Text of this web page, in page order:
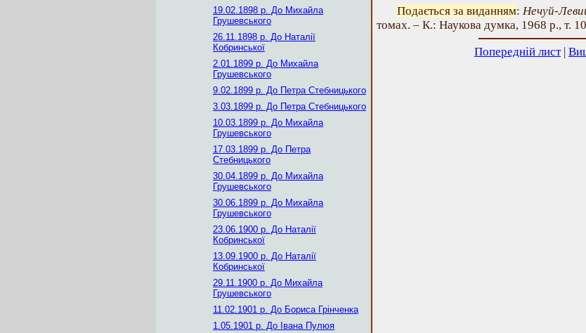
19.02.1898 р. До Михайла
Грушевського
26.11.1898 р. До Наталії
Кобринської
2.01.1899 р. До Михайла
Грушевського
9.02.1899 р. До Петра Стебницького
3.03.1899 р. До Петра Стебницького
10.03.1899 р. До Михайла
Грушевського
17.03.1899 р. До Петра
Стебницького
30.04.1899 р. До Михайла
Грушевського
30.06.1899 р. До Михайла
Грушевського
23.06.1900 р. До Наталії
Кобринської
13.09.1900 р. До Наталії
Кобринської
29.11.1900 р. До Михайла
Грушевського
11.02.1901 р. До Бориса Грінченка
1.05.1901 р. До Івана Пулюя
Подається за виданням: Нечуй-
томах. – К.: Наукова думка, 1968 р., т.
Попередній лист|